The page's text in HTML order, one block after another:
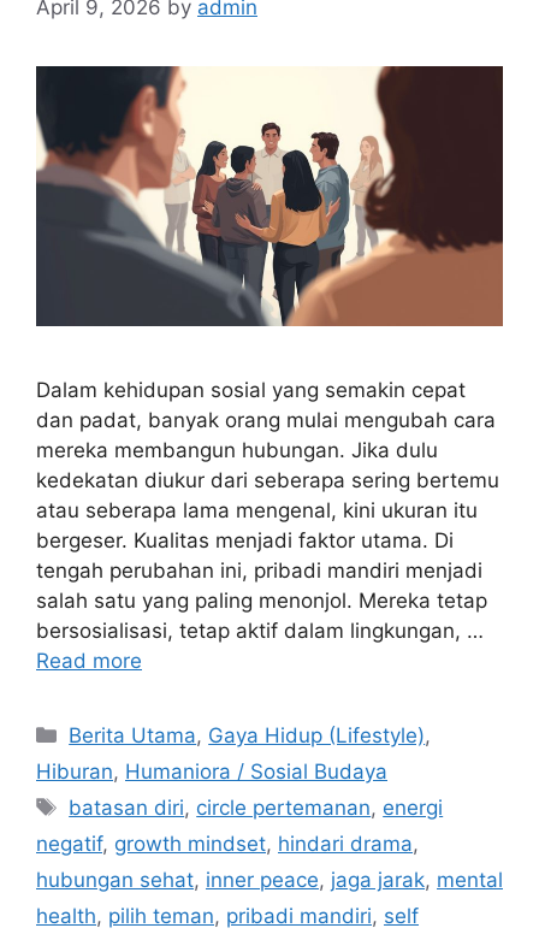
April 9, 2026 by admin
Dalam kehidupan sosial yang semakin cepat
dan padat, banyak orang mulai mengubah cara
mereka membangun hubungan. Jika dulu
kedekatan diukur dari seberapa sering bertemu
atau seberapa lama mengenal, kini ukuran itu
bergeser. Kualitas menjadi faktor utama. Di
tengah perubahan ini, pribadi mandiri menjadi
salah satu yang paling menonjol. Mereka tetap
bersosialisasi, tetap aktif dalam lingkungan, …
Read more
C
a
e
g
o
r
Berita Utama, Gaya Hidup (Lifestyle),
Hiburan, Humaniora / Sosial Budaya
T
a
g
s
batasan diri, circle pertemanan, energi
negatif, growth mindset, hindari drama,
hubungan sehat, inner peace, jaga jarak, mental
health, pilih teman, pribadi mandiri, self